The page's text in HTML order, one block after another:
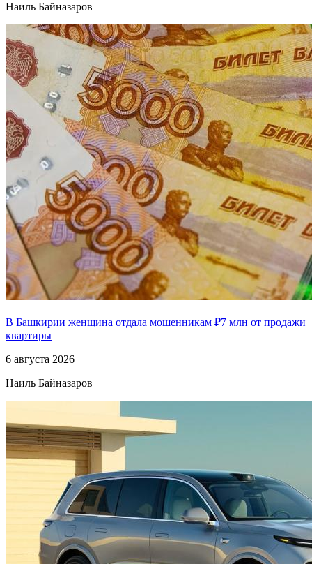
Наиль Байназаров
В Башкирии женщина отдала мошенникам ₽7 млн от продажи
квартиры
6 августа 2026
Наиль Байназаров